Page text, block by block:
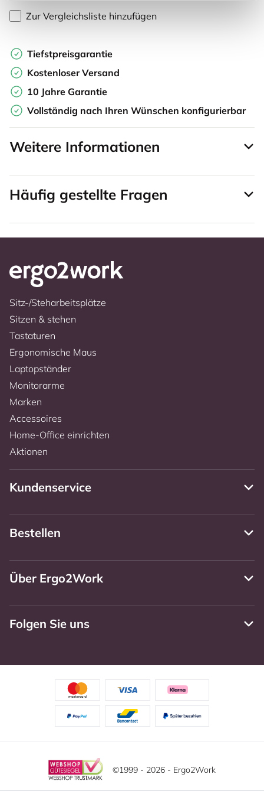
Zur Vergleichsliste hinzufügen
Tiefstpreisgarantie
Kostenloser Versand
10 Jahre Garantie
Vollständig nach Ihren Wünschen konfigurierbar
Weitere Informationen
Häufig gestellte Fragen
Sitz-/Steharbeitsplätze
Sitzen & stehen
Tastaturen
Ergonomische Maus
Laptopständer
Monitorarme
Marken
Accessoires
Home-Office einrichten
Aktionen
Kundenservice
Bestellen
Über Ergo2Work
Folgen Sie uns
©1999 - 2026 - Ergo2Work